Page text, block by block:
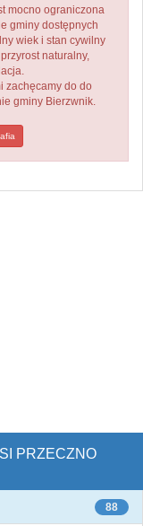
mocno ograniczona
gminy dostępnych
wiek i stan cywilny
naturalny,
zachęcamy do do
gminy Bierzwnik.
PRZECZNO
88